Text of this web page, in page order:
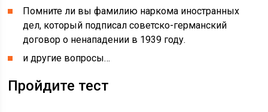
Помните ли вы фамилию наркома иностранных
дел, который подписал советско-германский
договор о ненападении в 1939 году.
и другие вопросы…
Пройдите тест